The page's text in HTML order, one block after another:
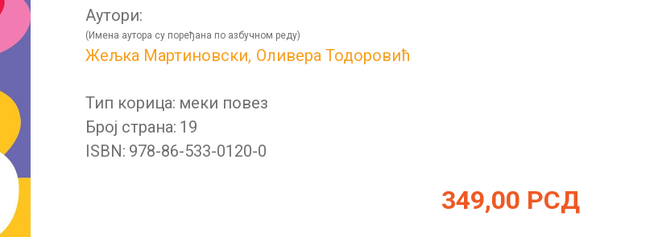
Аутори:
(Имена аутора су поређана по азбучном реду)
Жељка Мартиновски, Оливера Тодоровић
Тип корица: меки повез
Број страна: 19
ISBN: 978-86-533-0120-0
349,00 РСД